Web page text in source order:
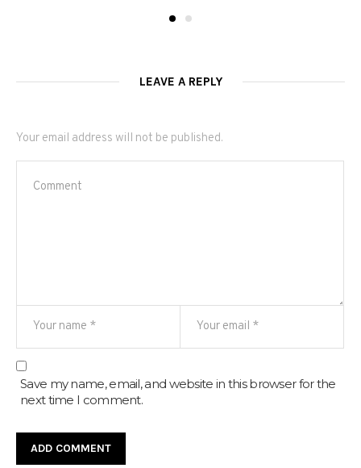
LEAVE A REPLY
Your email address will not be published.
Save my name, email, and website in this browser for the
next time I comment.